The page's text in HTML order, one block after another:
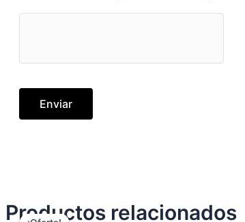
Productos relacionados
El
El